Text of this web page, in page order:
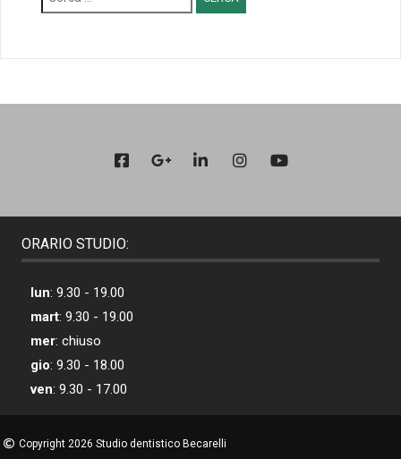
per:
ORARIO STUDIO:
lun: 9.30 - 19.00
mart: 9.30 - 19.00
mer: chiuso
gio: 9.30 - 18.00
ven: 9.30 - 17.00
Copyright 2026 Studio dentistico Becarelli